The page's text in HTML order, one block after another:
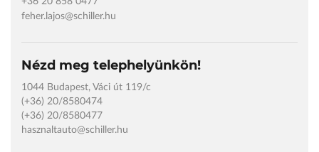
feher.lajos@schiller.hu
Nézd meg telephelyünkön!
1044 Budapest, Váci út 119/c
(+36) 20/8580474
(+36) 20/8580477
hasznaltauto@schiller.hu